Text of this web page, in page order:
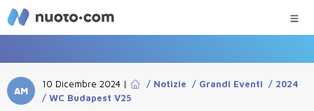
AM
10 Dicembre 2024 | / Notizie / Grandi Eventi / 2024
/ WC Budapest V25